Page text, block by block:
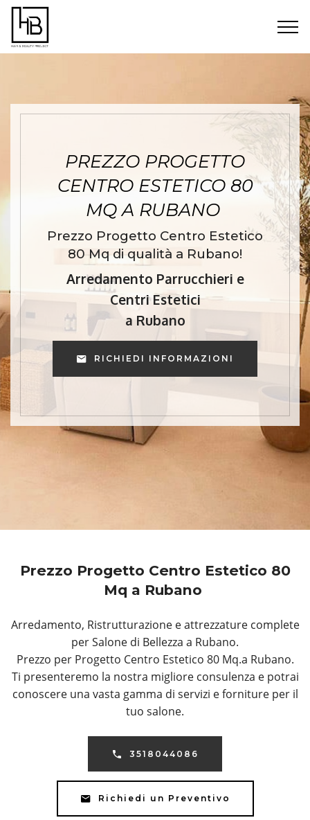
PREZZO PROGETTO
CENTRO ESTETICO 80
MQ A RUBANO
Prezzo Progetto Centro Estetico
80 Mq di qualità a Rubano!
Arredamento Parrucchieri e
Centri Estetici
a Rubano
RICHIEDI INFORMAZIONI
Prezzo Progetto Centro Estetico 80
Mq a Rubano
Arredamento, Ristrutturazione e attrezzature complete
per Salone di Bellezza a Rubano.
Prezzo per Progetto Centro Estetico 80 Mq.a Rubano.
Ti presenteremo la nostra migliore consulenza e potrai
conoscere una vasta gamma di servizi e forniture per il
tuo salone.
3518044086
Richiedi un Preventivo